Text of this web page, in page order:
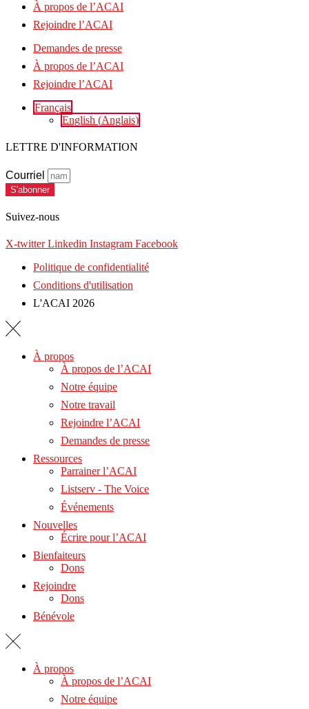
À propos de l’ACAI
Rejoindre l’ACAI
Demandes de presse
À propos de l’ACAI
Rejoindre l’ACAI
Français
English (Anglais)
LETTRE D'INFORMATION
Courriel
S'abonner
Suivez-nous
X-twitter Linkedin Instagram Facebook
Politique de confidentialité
Conditions d'utilisation
L'ACAI 2026
À propos
À propos de l’ACAI
Notre équipe
Notre travail
Rejoindre l’ACAI
Demandes de presse
Ressources
Parrainer l’ACAI
Listserv - The Voice
Événements
Nouvelles
Écrire pour l’ACAI
Bienfaiteurs
Dons
Rejoindre
Dons
Bénévole
À propos
À propos de l’ACAI
Notre équipe